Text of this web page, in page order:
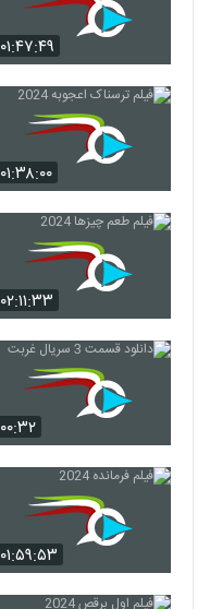
۰۱:۴۷:۴۹
۰۱:۳۸:۰۰
۰۲:۱۱:۳۳
۰۰:۳۲
۰۱:۵۹:۵۳